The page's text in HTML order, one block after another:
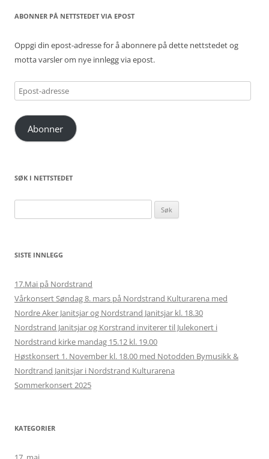
ABONNER PÅ NETTSTEDET VIA EPOST
Oppgi din epost-adresse for å abonnere på dette nettstedet og
motta varsler om nye innlegg via epost.
Epost-
adresse
Abonner
SØK I NETTSTEDET
etter:
SISTE INNLEGG
17.Mai på Nordstrand
Vårkonsert Søndag 8. mars på Nordstrand Kulturarena med
Nordre Aker Janitsjar og Nordstrand Janitsjar kl. 18.30
Nordstrand Janitsjar og Korstrand inviterer til Julekonert i
Nordstrand kirke mandag 15.12 kl. 19.00
Høstkonsert 1. November kl. 18.00 med Notodden Bymusikk &
Nordtrand Janitsjar i Nordstrand Kulturarena
Sommerkonsert 2025
KATEGORIER